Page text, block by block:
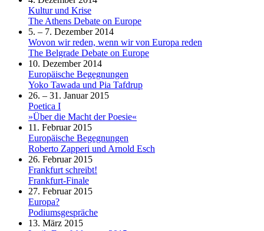
Kultur und Krise
The Athens Debate on Europe
5. – 7. Dezember 2014
Wovon wir reden, wenn wir von Europa reden
The Belgrade Debate on Europe
10. Dezember 2014
Europäische Begegnungen
Yoko Tawada und Pia Tafdrup
26. – 31. Januar 2015
Poetica I
»Über die Macht der Poesie«
11. Februar 2015
Europäische Begegnungen
Roberto Zapperi und Arnold Esch
26. Februar 2015
Frankfurt schreibt!
Frankfurt-Finale
27. Februar 2015
Europa?
Podiumsgespräche
13. März 2015